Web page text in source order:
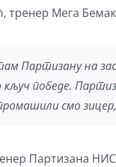
тренер Мега
Партизану на
кључ победе.
смо
Партизана НИС